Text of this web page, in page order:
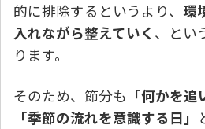
的に排除するというより、 環
入れながら整えていく 、とい
ります。
そのため、節分も 「何かを追
「季節の流れを意識する日」